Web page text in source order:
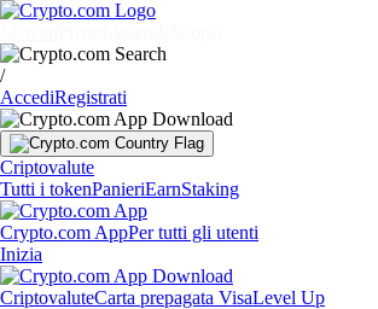
/
AccediRegistrati
Criptovalute
Tutti i tokenPanieriEarnStaking
Crypto.com AppPer tutti gli utenti
Inizia
CriptovaluteCarta prepagata VisaLevel Up